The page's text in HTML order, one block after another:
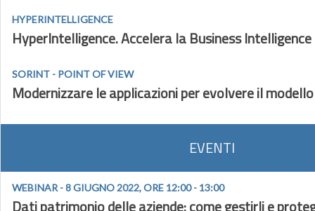
HYPERINTELLIGENCE
HyperIntelligence. Accelera la Business Intelligence
SORINT - POINT OF VIEW
Modernizzare le applicazioni per evolvere il
EVENTI
WEBINAR - 8 GIUGNO 2022, ORE 12:00 - 13:00
Dati patrimonio delle aziende: come gestirli e